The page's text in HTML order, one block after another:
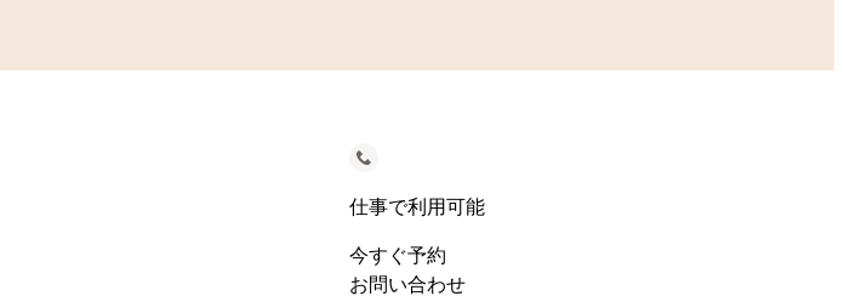
仕事で利用可能
今すぐ予約
お問い合わせ